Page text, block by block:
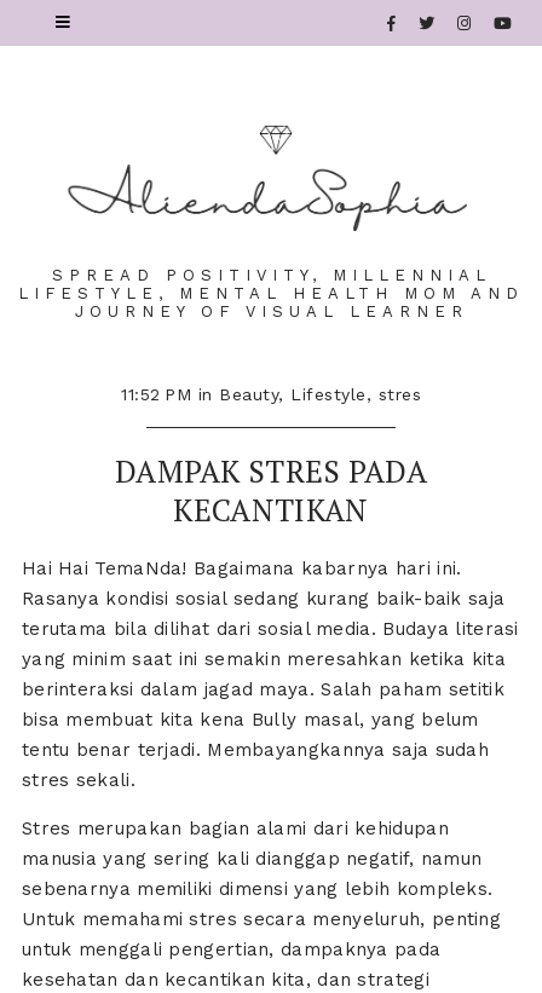
SPREAD POSITIVITY, MILLENNIAL
LIFESTYLE, MENTAL HEALTH MOM AND
JOURNEY OF VISUAL LEARNER
11:52 PM in Beauty, Lifestyle, stres
DAMPAK STRES PADA
KECANTIKAN
Hai Hai TemaNda! Bagaimana kabarnya hari ini.
Rasanya kondisi sosial sedang kurang baik-baik saja
terutama bila dilihat dari sosial media. Budaya literasi
yang minim saat ini semakin meresahkan ketika kita
berinteraksi dalam jagad maya. Salah paham setitik
bisa membuat kita kena Bully masal, yang belum
tentu benar terjadi. Membayangkannya saja sudah
stres sekali.
Stres merupakan bagian alami dari kehidupan
manusia yang sering kali dianggap negatif, namun
sebenarnya memiliki dimensi yang lebih kompleks.
Untuk memahami stres secara menyeluruh, penting
untuk menggali pengertian, dampaknya pada
kesehatan dan kecantikan kita, dan strategi